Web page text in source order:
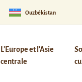
Ouzbékistan
L'Europe et l'Asie
centrale